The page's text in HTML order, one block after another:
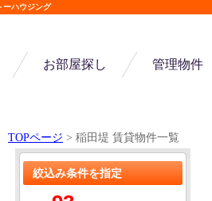
ーハウジング
お部屋探し 管理物件
TOPページ > 稲田堤 賃貸物件一覧
絞込み条件を指定